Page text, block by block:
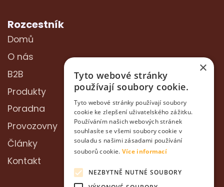
Rozcestník
Domů
O nás
B2B
Produkty
Poradna
Provozovny
Články
Kontakt
×
Tyto webové stránky
používají soubory cookie.
Tyto webové stránky používají soubory
cookie ke zlepšení uživatelského zážitku.
Používáním našich webových stránek
souhlasíte se všemi soubory cookie v
souladu s našimi zásadami používání
souborů cookie. Více informací
NEZBYTNĚ NUTNÉ SOUBORY